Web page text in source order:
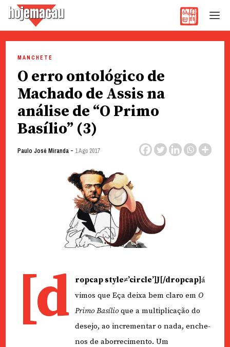
content
MANCHETE
O erro ontológico de
Machado de Assis na
análise de “O Primo
Basílio” (3)
Paulo José Miranda- 1 Ago 2017
[d ropcap style≠’circle’]J[/dropcap]á
vimos que Eça deixa bem claro em O
Primo Basílioque a multiplicação do
desejo, ao incrementar o nada, enche-
nos de aborrecimento. Um